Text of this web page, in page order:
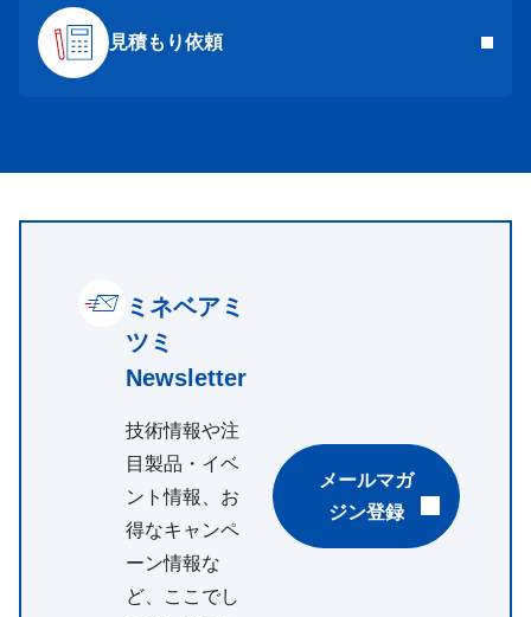
見積もり依頼
ミネベアミ
ツミ
Newsletter
技術情報や注
目製品・イベ
ント情報、お
得なキャンペ
ーン情報な
ど、ここでし
メールマガ
ジン登録